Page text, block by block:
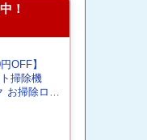
！
OFF】
掃除機
お掃除ロボ
力吸引 ゴ
短掃除 ペ
高性能 お